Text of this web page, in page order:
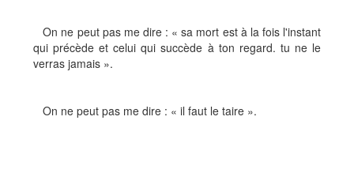
On ne peut pas me dire : « sa mort est à la fois l'instant
qui précède et celui qui succède à ton regard. tu ne le
verras jamais ».
On ne peut pas me dire : « il faut le taire ».